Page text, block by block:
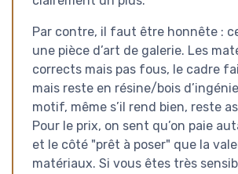
Par contre, il faut être honnête :
une pièce d’art de galerie. Les
corrects mais pas fous, le cadre
mais reste en résine/bois
motif, même s’il rend bien, reste
Pour le prix, on sent qu’on paie
et le côté "prêt à poser" que la
matériaux. Si vous êtes très